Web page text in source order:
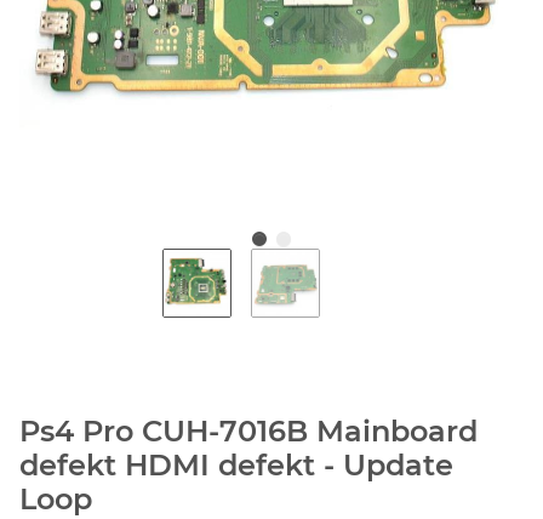
Ps4 Pro CUH-7016B Mainboard
defekt HDMI defekt - Update
Loop